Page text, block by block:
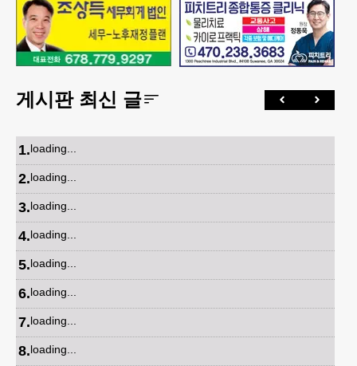
게시판 최신 글
1.loading...
2.loading...
3.loading...
4.loading...
5.loading...
6.loading...
7.loading...
8.loading...